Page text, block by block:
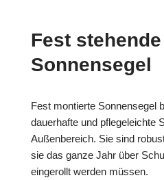
Fest stehende
Sonnensegel
Fest montierte Sonnensegel
dauerhafte und pflegeleichte
Außenbereich. Sie sind
sie das ganze Jahr über
eingerollt werden müssen.